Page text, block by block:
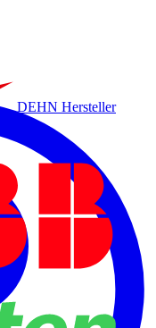
DEHN Hersteller